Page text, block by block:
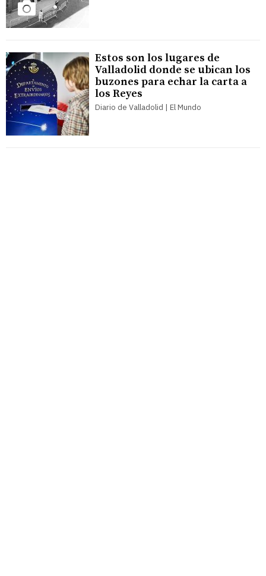
Estos son los lugares de
Valladolid donde se ubican los
buzones para echar la carta a
los Reyes
Diario de Valladolid | El Mundo